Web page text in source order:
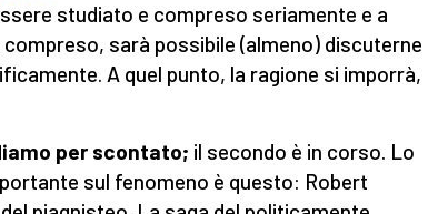
studiato e compreso seriamente e a
sarà possibile (almeno) discuterne
A quel punto, la ragione si imporrà,
per scontato; il secondo è in corso. Lo
sul fenomeno è questo: Robert